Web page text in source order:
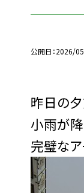
公開日 2026/
昨日の
小雨が降
完璧な